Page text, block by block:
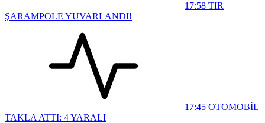
17:58 TIR
ŞARAMPOLE YUVARLANDI!
17:45 OTOMOBİL
TAKLA ATTI: 4 YARALI